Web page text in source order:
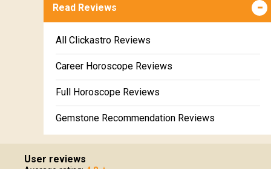
Meena Weekly Horoscope
Education Horoscope
Super Horoscope
Future Book
Numerology
Read Reviews
All Clickastro Reviews
Career Horoscope Reviews
Full Horoscope Reviews
Gemstone Recommendation Reviews
User reviews